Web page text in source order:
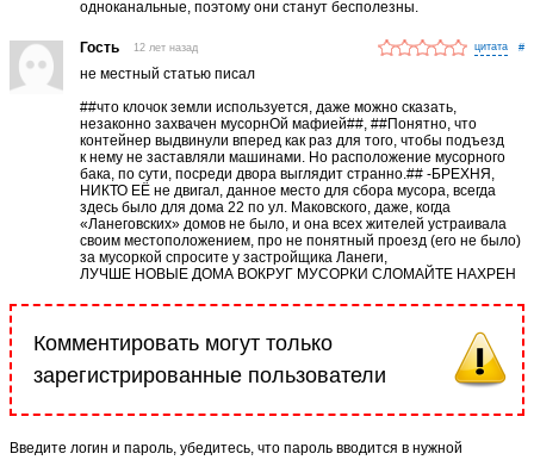
одноканальные, поэтому они станут бесполезны.
Гость 12 лет назад #
не местный статью писал
##что клочок земли используется, даже можно сказать,
незаконно захвачен мусорнОй мафией##, ##Понятно, что
контейнер выдвинули вперед как раз для того, чтобы подъезд
к нему не заставляли машинами. Но расположение мусорного
бака, по сути, посреди двора выглядит странно.## -БРЕХНЯ,
НИКТО ЕЁ не двигал, данное место для сбора мусора, всегда
здесь было для дома 22 по ул. Маковского, даже, когда
«Ланеговских» домов не было, и она всех жителей устраивала
своим местоположением, про не понятный проезд (его не было)
за мусоркой спросите у застройщика Ланеги,
ЛУЧШЕ НОВЫЕ ДОМА ВОКРУГ МУСОРКИ СЛОМАЙТЕ НАХРЕН
Комментировать могут только
зарегистрированные пользователи
Введите логин и пароль, убедитесь, что пароль вводится в нужной